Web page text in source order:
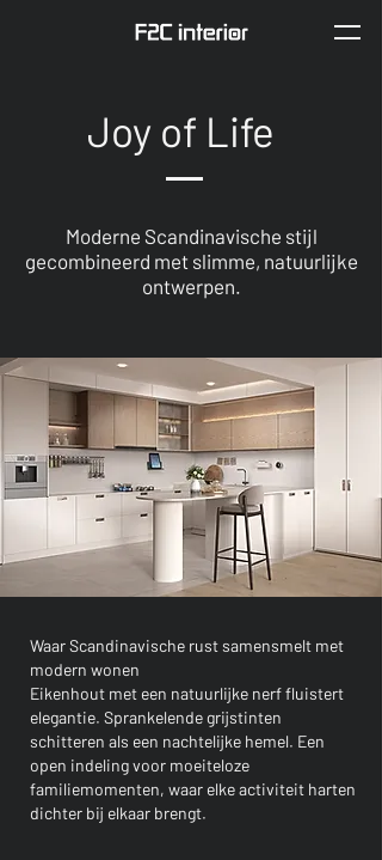
Joy of Life
Moderne Scandinavische stijl
gecombineerd met slimme, natuurlijke
ontwerpen.
Waar Scandinavische rust samensmelt met
modern wonen
Eikenhout met een natuurlijke nerf fluistert
elegantie. Sprankelende grijstinten
schitteren als een nachtelijke hemel. Een
open indeling voor moeiteloze
familiemomenten, waar elke activiteit harten
dichter bij elkaar brengt.